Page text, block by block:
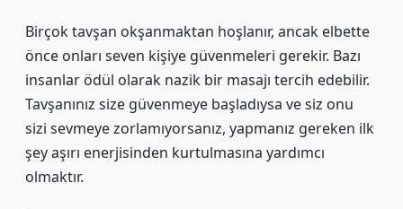
Birçok tavşan okşanmaktan hoşlanır, ancak elbette
önce onları seven kişiye güvenmeleri gerekir. Bazı
insanlar ödül olarak nazik bir masajı tercih edebilir.
Tavşanınız size güvenmeye başladıysa ve siz onu
sizi sevmeye zorlamıyorsanız, yapmanız gereken ilk
şey aşırı enerjisinden kurtulmasına yardımcı
olmaktır.